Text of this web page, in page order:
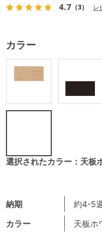
4.7（3） レ
納期
約4-5
カラー
天板ホ
カラー
選択されたカラー：天板